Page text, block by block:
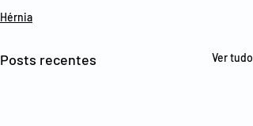
Hérnia
Posts recentes Ver tudo